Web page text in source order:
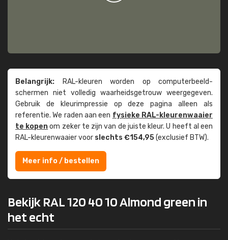
Belangrijk: RAL-kleuren worden op computer­beeld­
schermen niet volledig waarheids­­getrouw weer­gegeven.
Gebruik de kleur­impressie op deze pagina alleen als
referentie. We raden aan een fysieke RAL-kleuren­waaier
te kopenom zeker te zijn van de juiste kleur. U heeft al een
RAL-kleuren­waaier voor slechts €154,95(exclusief BTW).
Meer info / bestellen
Bekijk RAL 120 40 10 Almond green in
het echt